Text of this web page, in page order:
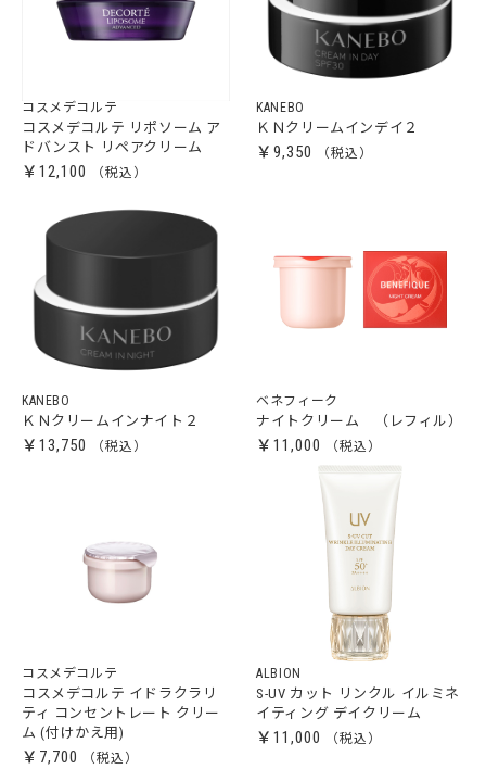
コスメデコルテ
コスメデコルテ リポソーム ア
ドバンスト リペアクリーム
￥12,100
KANEBO
ＫＮクリームインデイ２
￥9,350
KANEBO
ＫＮクリームインナイト２
￥13,750
ベネフィーク
ナイトクリーム （レフィル）
￥11,000
コスメデコルテ
コスメデコルテ イドラクラリ
ティ コンセントレート クリー
ム (付けかえ用)
￥7,700
ALBION
S-UV カット リンクル イルミネ
イティング デイクリーム
￥11,000